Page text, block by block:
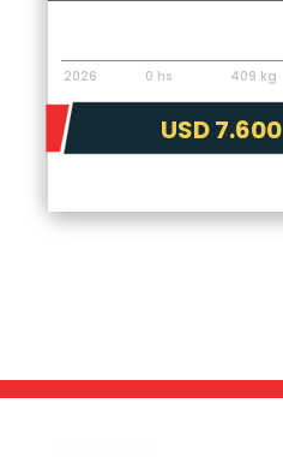
2026 0 hs 409 kg
USD 7.600